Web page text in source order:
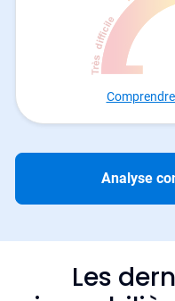
Analyse
Les